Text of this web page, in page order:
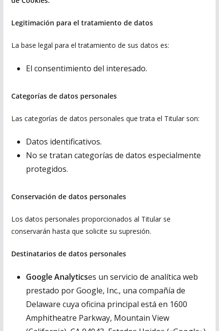
Legitimación para el tratamiento de datos
La base legal para el tratamiento de sus datos es:
El consentimiento del interesado.
Categorías de datos personales
Las categorías de datos personales que trata el Titular son:
Datos identificativos.
No se tratan categorías de datos especialmente
protegidos.
Conservación de datos personales
Los datos personales proporcionados al Titular se
conservarán hasta que solicite su supresión.
Destinatarios de datos personales
Google Analyticses un servicio de analítica web
prestado por Google, Inc., una compañía de
Delaware cuya oficina principal está en 1600
Amphitheatre Parkway, Mountain View